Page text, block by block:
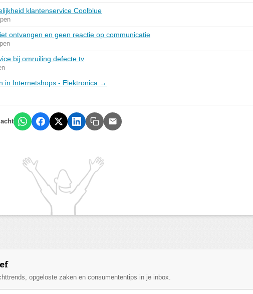
klantenservice Coolblue
ontvangen en geen reactie op communicatie
bij omruiling defecte tv
in Internetshops - Elektronica →
opgeloste zaken en consumententips in je inbox.